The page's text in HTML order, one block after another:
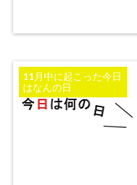
11月中に起こった今日
はなんの日